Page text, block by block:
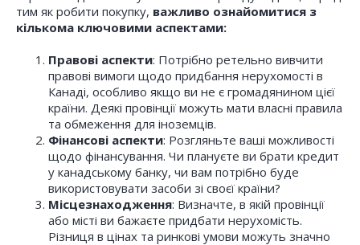
тим як робити покупку, важливо ознайомитися з
кількома ключовими аспектами:
Правові аспекти: Потрібно ретельно вивчити
правові вимоги щодо придбання нерухомості в
Канаді, особливо якщо ви не є громадянином цієї
країни. Деякі провінції можуть мати власні правила
та обмеження для іноземців.
Фінансові аспекти: Розгляньте ваші можливості
щодо фінансування. Чи плануєте ви брати кредит
у канадському банку, чи вам потрібно буде
використовувати засоби зі своєї країни?
Місцезнаходження: Визначте, в якій провінції
або місті ви бажаєте придбати нерухомість.
Різниця в цінах та ринкові умови можуть значно